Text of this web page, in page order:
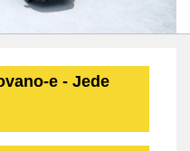
e - Jede